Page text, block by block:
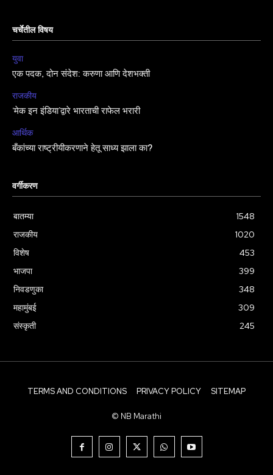
चर्चेतील विषय
युवा
एक पदक, दोन संदेश: करुणा आणि देशभक्ती
राजकीय
‘मेक इन इंडिया’द्वारे भारताची राफेल भरारी
आर्थिक
बँकांच्या राष्ट्रीयीकरणाने हेतू साध्य झाला का?
वर्गीकरण
बातम्या
1548
राजकीय
1020
विशेष
453
भाजपा
399
निवडणुका
348
महामुंबई
309
संस्कृती
245
TERMS AND CONDITIONS PRIVACY POLICY SITEMAP
© NB Marathi